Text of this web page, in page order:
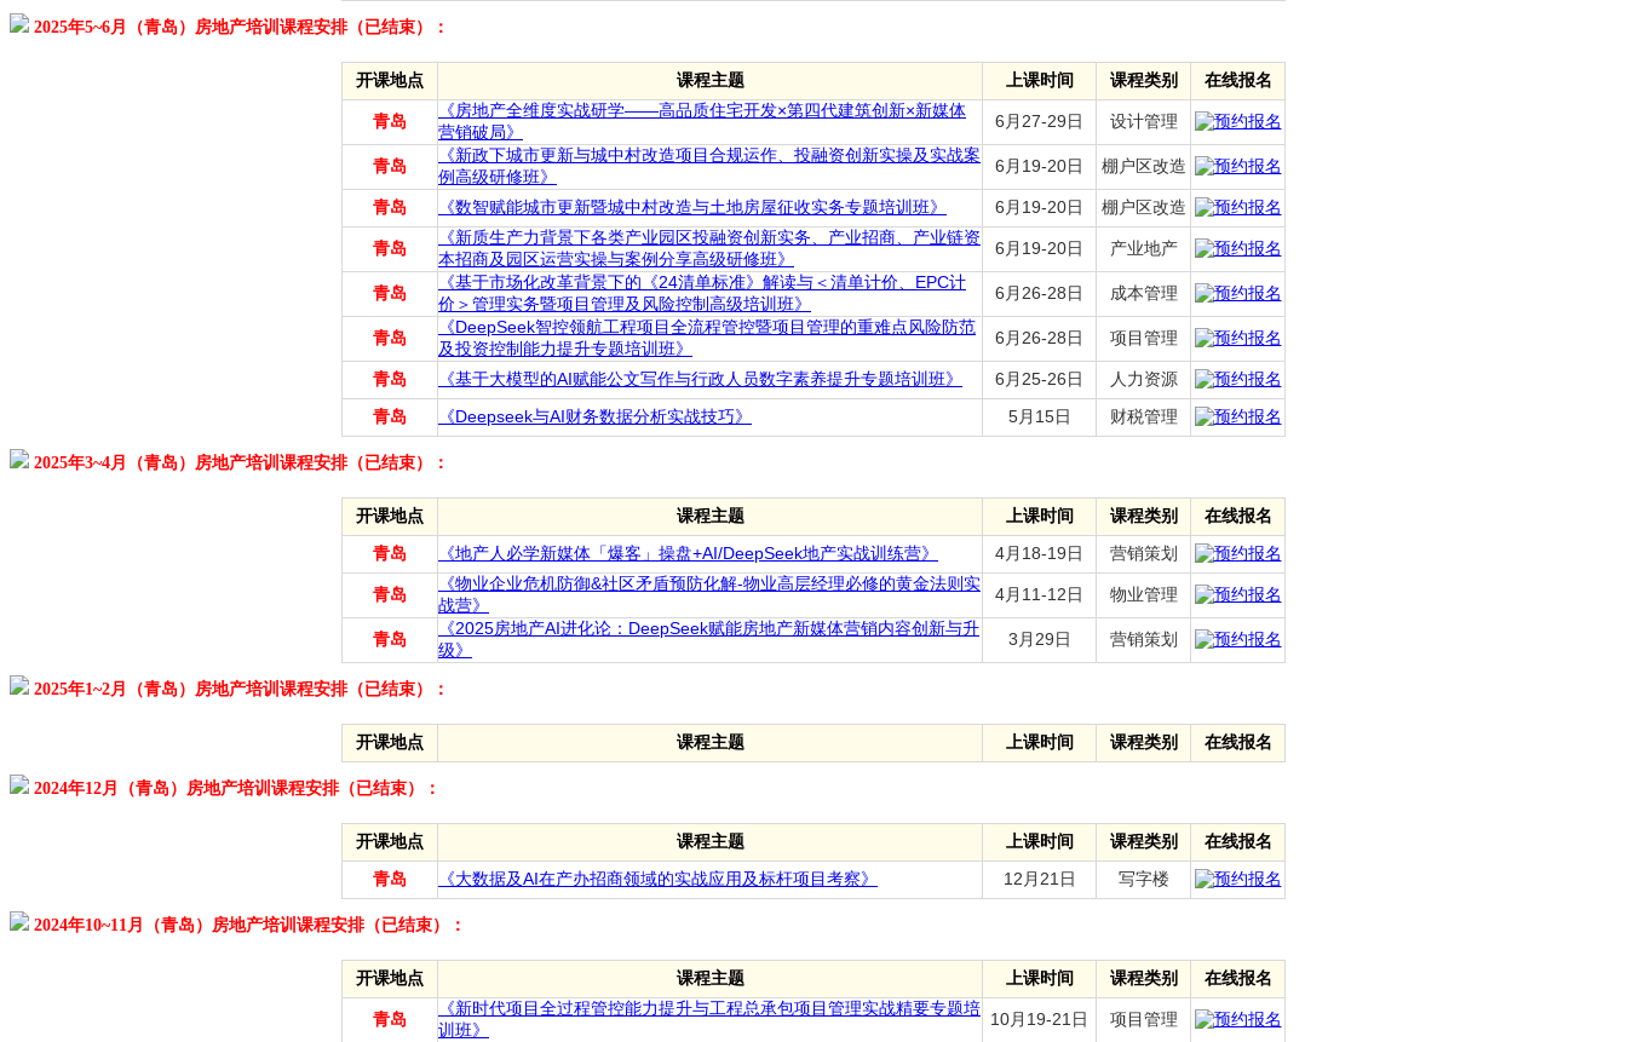
2025年5~6月（青岛）房地产培训课程安排（已结束）：
开课地点 课程主题 上课时间 课程类别 在线报名
青岛
《房地产全维度实战研学——高品质住宅开发×第四代建筑创新×新媒体
营销破局》
6月27-29日 设计管理
青岛
《新政下城市更新与城中村改造项目合规运作、投融资创新实操及实战案
例高级研修班》
6月19-20日 棚户区改造
青岛 《数智赋能城市更新暨城中村改造与土地房屋征收实务专题培训班》 6月19-20日 棚户区改造
青岛
《新质生产力背景下各类产业园区投融资创新实务、产业招商、产业链资
本招商及园区运营实操与案例分享高级研修班》
6月19-20日 产业地产
青岛
《基于市场化改革背景下的《24清单标准》解读与＜清单计价、EPC计
价＞管理实务暨项目管理及风险控制高级培训班》
6月26-28日 成本管理
青岛
《DeepSeek智控领航工程项目全流程管控暨项目管理的重难点风险防范
及投资控制能力提升专题培训班》
6月26-28日 项目管理
青岛 《基于大模型的AI赋能公文写作与行政人员数字素养提升专题培训班》 6月25-26日
人力资源
青岛
《Deepseek与AI财务数据分析实战技巧》 5月15日 财税管理
2025年3~4月（青岛）房地产培训课程安排（已结束）：
开课地点 课程主题 上课时间 课程类别 在线报名
青岛 《地产人必学新媒体「爆客」操盘+AI/DeepSeek地产实战训练营》 4月18-19日 营销策划
青岛
《物业企业危机防御&社区矛盾预防化解-物业高层经理必修的黄金法则实
战营》
4月11-12日 物业管理
青岛
《2025房地产AI进化论：DeepSeek赋能房地产新媒体营销内容创新与升
级》
3月29日 营销策划
2025年1~2月（青岛）房地产培训课程安排（已结束）：
开课地点 课程主题 上课时间 课程类别 在线报名
2024年12月（青岛）房地产培训课程安排（已结束）：
开课地点 课程主题 上课时间 课程类别 在线报名
青岛 《大数据及AI在产办招商领域的实战应用及标杆项目考察》 12月21日 写字楼
2024年10~11月（青岛）房地产培训课程安排（已结束）：
开课地点 课程主题 上课时间 课程类别 在线报名
青岛
《新时代项目全过程管控能力提升与工程总承包项目管理实战精要专题培
训班》
10月19-21日 项目管理